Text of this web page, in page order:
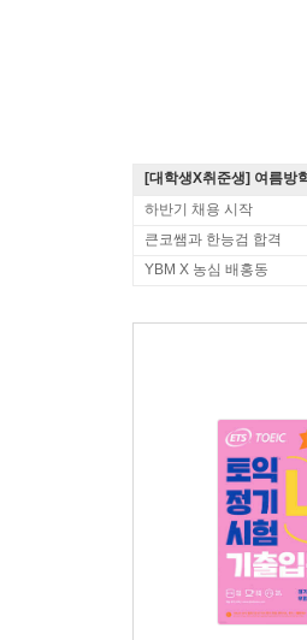
[대학생X취준생] 여름방
하반기 채용 시작
큰코쌤과 한능검 합격
YBM X 농심 배홍동